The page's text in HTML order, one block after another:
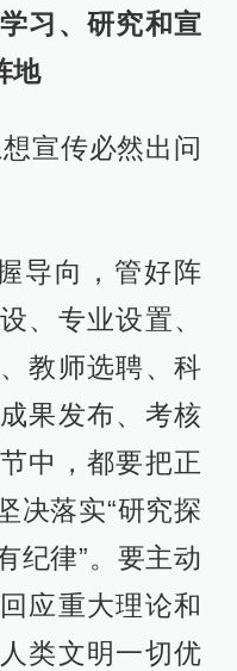
习、研究和宣
地
传必然出问
向，管好阵
、专业设置、
教师选聘、科
果发布、考核
中，都要把正
决落实“研究探
纪律”。要主动
应重大理论和
类文明一切优